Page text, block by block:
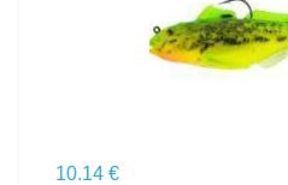
10.14 €